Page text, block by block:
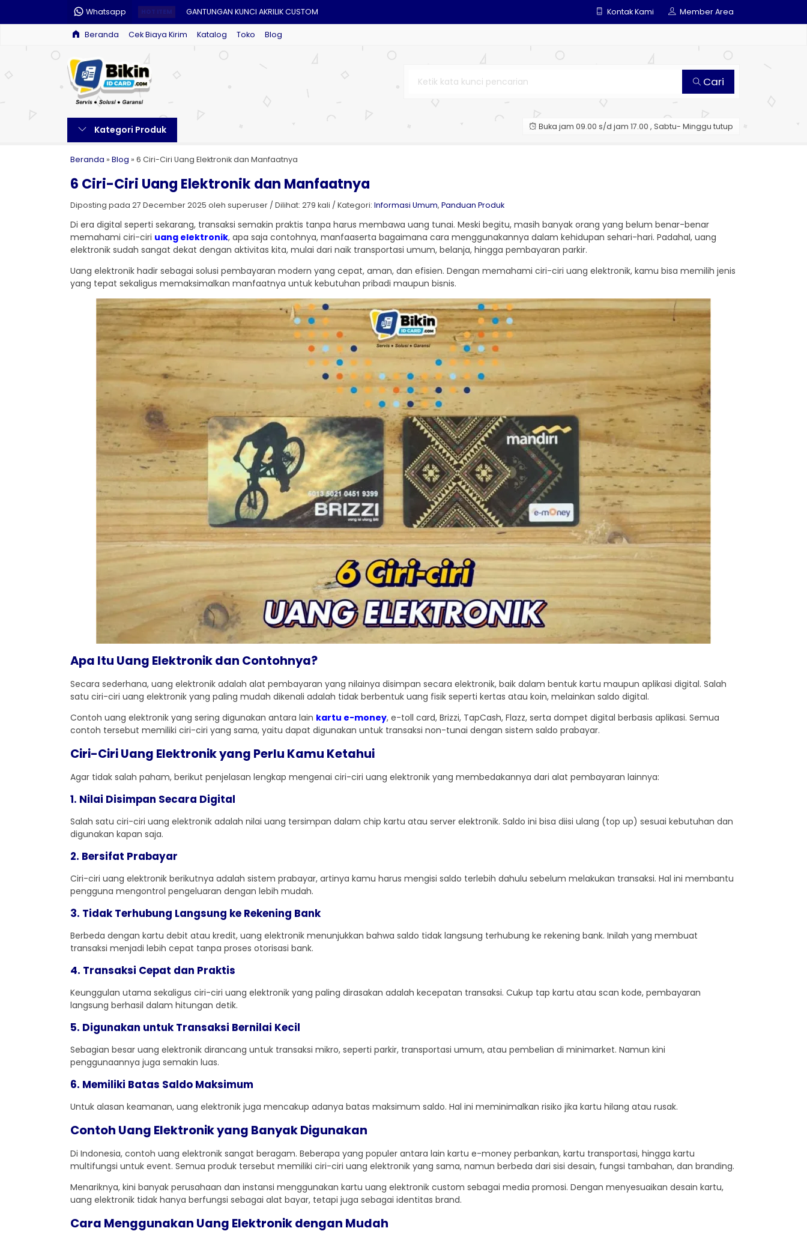
Whatsapp HOT ITEM GANTUNGAN KUNCI AKRILIK CUSTOM
PAKET LANYARD
CETAK KALENDER MEJA
CETAK PIN CUSTOM
BLOCKNOTE CUSTOM
CETAK SERTIFIKAT
Kontak Kami Member Area
Beranda Cek Biaya Kirim Katalog Toko Blog
Cari
Kategori Produk Buka jam 09.00 s/d jam 17.00 , Sabtu- Minggu tutup
Beranda » Blog » 6 Ciri-Ciri Uang Elektronik dan Manfaatnya
6 Ciri-Ciri Uang Elektronik dan Manfaatnya
Diposting pada 27 December 2025 oleh superuser / Dilihat: 279 kali / Kategori: Informasi Umum, Panduan Produk
Di era digital seperti sekarang, transaksi semakin praktis tanpa harus membawa uang tunai. Meski begitu, masih banyak orang yang belum benar-benar
memahami ciri-ciri uang elektronik, apa saja contohnya, manfaaserta bagaimana cara menggunakannya dalam kehidupan sehari-hari. Padahal, uang
elektronik sudah sangat dekat dengan aktivitas kita, mulai dari naik transportasi umum, belanja, hingga pembayaran parkir.
Uang elektronik hadir sebagai solusi pembayaran modern yang cepat, aman, dan efisien. Dengan memahami ciri-ciri uang elektronik, kamu bisa memilih jenis
yang tepat sekaligus memaksimalkan manfaatnya untuk kebutuhan pribadi maupun bisnis.
Apa Itu Uang Elektronik dan Contohnya?
Secara sederhana, uang elektronik adalah alat pembayaran yang nilainya disimpan secara elektronik, baik dalam bentuk kartu maupun aplikasi digital. Salah
satu ciri-ciri uang elektronik yang paling mudah dikenali adalah tidak berbentuk uang fisik seperti kertas atau koin, melainkan saldo digital.
Contoh uang elektronik yang sering digunakan antara lain kartu e-money, e-toll card, Brizzi, TapCash, Flazz, serta dompet digital berbasis aplikasi. Semua
contoh tersebut memiliki ciri-ciri yang sama, yaitu dapat digunakan untuk transaksi non-tunai dengan sistem saldo prabayar.
Ciri-Ciri Uang Elektronik yang Perlu Kamu Ketahui
Agar tidak salah paham, berikut penjelasan lengkap mengenai ciri-ciri uang elektronik yang membedakannya dari alat pembayaran lainnya:
1. Nilai Disimpan Secara Digital
Salah satu ciri-ciri uang elektronik adalah nilai uang tersimpan dalam chip kartu atau server elektronik. Saldo ini bisa diisi ulang (top up) sesuai kebutuhan dan
digunakan kapan saja.
2. Bersifat Prabayar
Ciri-ciri uang elektronik berikutnya adalah sistem prabayar, artinya kamu harus mengisi saldo terlebih dahulu sebelum melakukan transaksi. Hal ini membantu
pengguna mengontrol pengeluaran dengan lebih mudah.
3. Tidak Terhubung Langsung ke Rekening Bank
Berbeda dengan kartu debit atau kredit, uang elektronik menunjukkan bahwa saldo tidak langsung terhubung ke rekening bank. Inilah yang membuat
transaksi menjadi lebih cepat tanpa proses otorisasi bank.
4. Transaksi Cepat dan Praktis
Keunggulan utama sekaligus ciri-ciri uang elektronik yang paling dirasakan adalah kecepatan transaksi. Cukup tap kartu atau scan kode, pembayaran
langsung berhasil dalam hitungan detik.
5. Digunakan untuk Transaksi Bernilai Kecil
Sebagian besar uang elektronik dirancang untuk transaksi mikro, seperti parkir, transportasi umum, atau pembelian di minimarket. Namun kini
penggunaannya juga semakin luas.
6. Memiliki Batas Saldo Maksimum
Untuk alasan keamanan, uang elektronik juga mencakup adanya batas maksimum saldo. Hal ini meminimalkan risiko jika kartu hilang atau rusak.
Contoh Uang Elektronik yang Banyak Digunakan
Di Indonesia, contoh uang elektronik sangat beragam. Beberapa yang populer antara lain kartu e-money perbankan, kartu transportasi, hingga kartu
multifungsi untuk event. Semua produk tersebut memiliki ciri-ciri uang elektronik yang sama, namun berbeda dari sisi desain, fungsi tambahan, dan branding.
Menariknya, kini banyak perusahaan dan instansi menggunakan kartu uang elektronik custom sebagai media promosi. Dengan menyesuaikan desain kartu,
uang elektronik tidak hanya berfungsi sebagai alat bayar, tetapi juga sebagai identitas brand.
Cara Menggunakan Uang Elektronik dengan Mudah